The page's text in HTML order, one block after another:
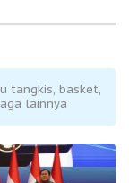
tangkis, basket,
lainnya